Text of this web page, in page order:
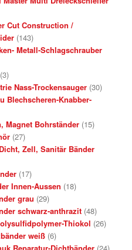
Cut Construction /
(143)
Metall-Schlagschrauber
(3)
Nass-Trockensauger (30)
Blechscheren-Knabber-
Magnet Bohrständer (15)
(27)
Zell, Sanitär Bänder
(17)
Innen-Aussen (18)
grau (29)
schwarz-anthrazit (48)
Thiokol (26)
weiß (6)